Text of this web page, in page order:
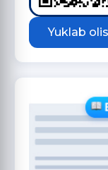
Yuklab